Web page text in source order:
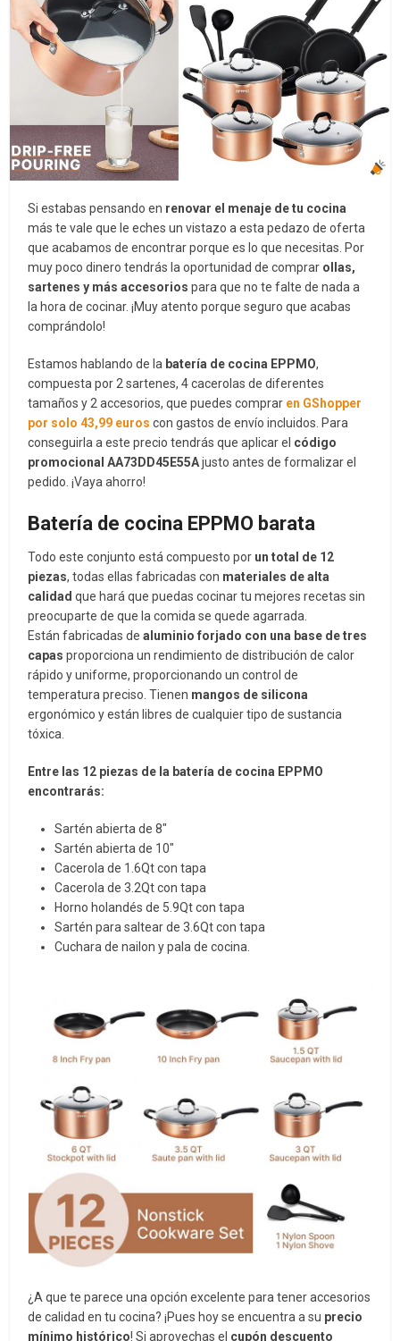
Si estabas pensando en renovar el menaje de tu cocina
más te vale que le eches un vistazo a esta pedazo de oferta
que acabamos de encontrar porque es lo que necesitas. Por
muy poco dinero tendrás la oportunidad de comprar ollas,
sartenes y más accesorios para que no te falte de nada a
la hora de cocinar. ¡Muy atento porque seguro que acabas
comprándolo!
Estamos hablando de la batería de cocina EPPMO,
compuesta por 2 sartenes, 4 cacerolas de diferentes
tamaños y 2 accesorios, que puedes comprar en GShopper
por solo 43,99 euros con gastos de envío incluidos. Para
conseguirla a este precio tendrás que aplicar el código
promocional AA73DD45E55Ajusto antes de formalizar el
pedido. ¡Vaya ahorro!
Batería de cocina EPPMO barata
Todo este conjunto está compuesto por un total de 12
piezas, todas ellas fabricadas con materiales de alta
calidadque hará que puedas cocinar tu mejores recetas sin
preocuparte de que la comida se quede agarrada.
Están fabricadas dealuminio forjado con una base de tres
capas proporciona un rendimiento de distribución de calor
rápido y uniforme, proporcionando un control de
temperatura preciso. Tienen mangos de silicona
ergonómico y están libres de cualquier tipo de sustancia
tóxica.
Entre las 12 piezas de la batería de cocina EPPMO
encontrarás:
Sartén abierta de 8″
Sartén abierta de 10″
Cacerola de 1.6Qt con tapa
Cacerola de 3.2Qt con tapa
Horno holandés de 5.9Qt con tapa
Sartén para saltear de 3.6Qt con tapa
Cuchara de nailon y pala de cocina.
¿A que te parece una opción excelente para tener accesorios
de calidad en tu cocina? ¡Pues hoy se encuentra a su precio
mínimo histórico! Si aprovechas el cupón descuento